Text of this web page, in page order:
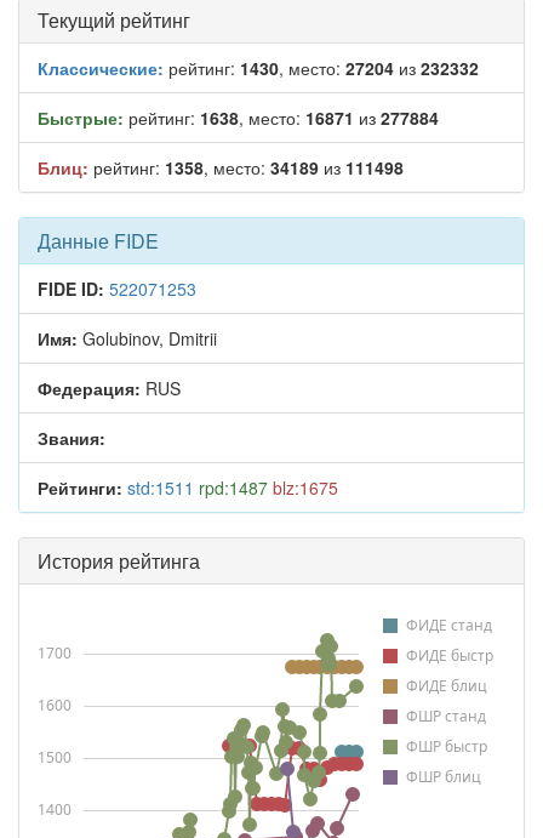
Текущий рейтинг
Классические: рейтинг: 1430, место: 27204 из 232332
Быстрые: рейтинг: 1638, место: 16871 из 277884
Блиц: рейтинг: 1358, место: 34189 из 111498
Данные FIDE
FIDE ID: 522071253
Имя: Golubinov, Dmitrii
Федерация: RUS
Звания:
Рейтинги: std:1511 rpd:1487 blz:1675
История рейтинга
ФИДЕ станд
ФИДЕ быстр
ФИДЕ блиц
ФШР станд
ФШР быстр
ФШР блиц
1400
1500
1600
1700